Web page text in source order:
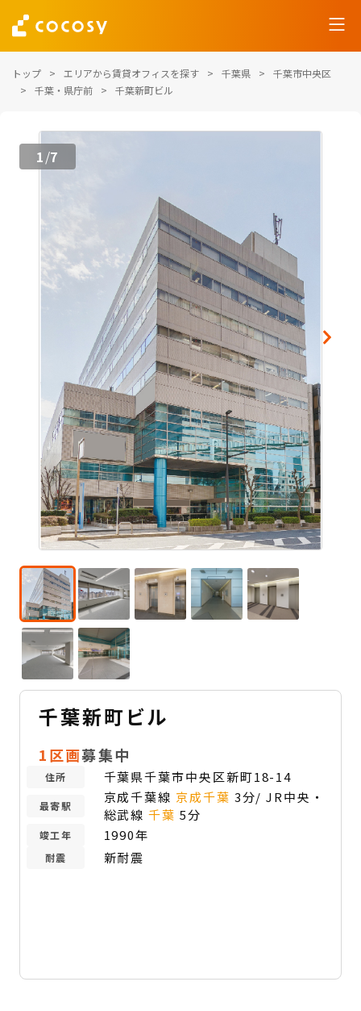
トップ エリアから賃貸オフィスを探す 千葉県
千葉市中央区
千葉・県庁前
千葉新町ビル
1/7
千葉新町ビル
1区画募集中
住所 千葉県千葉市中央区新町18-14
最寄駅
京成千葉線 京成千葉 3分/ JR中央・
総武線千葉 5分
竣工年 1990年
耐震 新耐震